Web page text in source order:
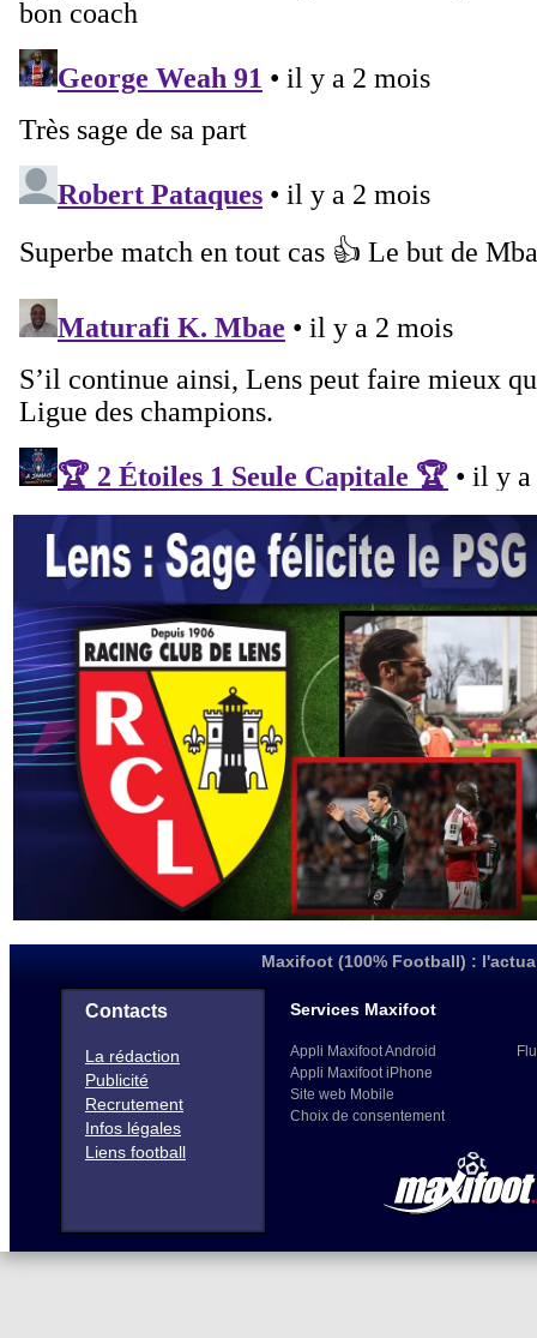
Maxifoot (100% Football) :
Contacts
La rédaction
Publicité
Recrutement
Infos légales
Liens football
Services Maxifoot
Appli Maxifoot Android
Appli Maxifoot iPhone
Site web Mobile
Choix de consentement